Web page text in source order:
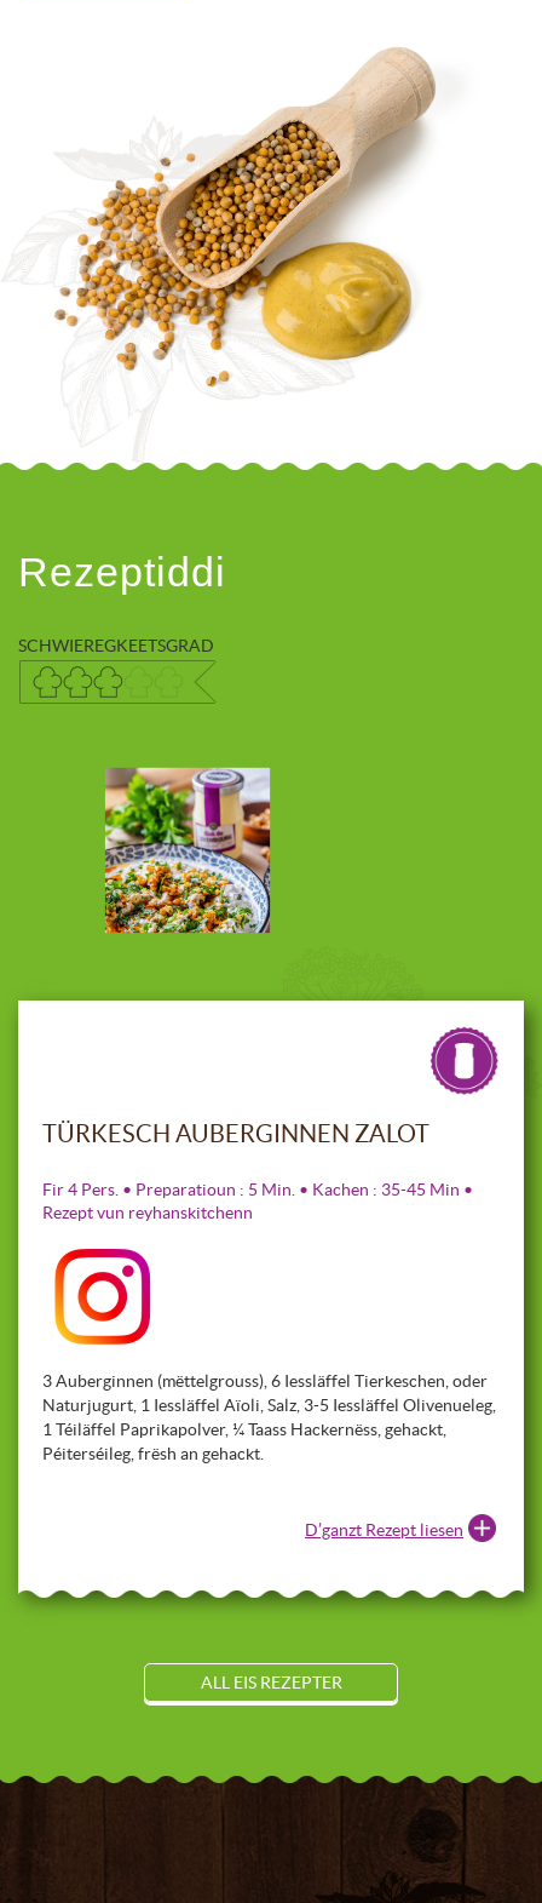
Rezeptiddi
SCHWIEREGKEETSGRAD
TÜRKESCH AUBERGINNEN ZALOT
Fir 4 Pers. • Preparatioun : 5 Min. • Kachen : 35-45 Min •
Rezept vun reyhanskitchenn
3 Auberginnen (mëttelgrouss), 6 Iessläffel Tierkeschen, oder
Naturjugurt, 1 Iessläffel Aïoli, Salz, 3-5 Iessläffel Olivenueleg,
1 Téiläffel Paprikapolver, ¼ Taass Hackernëss, gehackt,
Péiterséileg, frësh an gehackt.
D’ganzt Rezept liesen
ALL EIS REZEPTER